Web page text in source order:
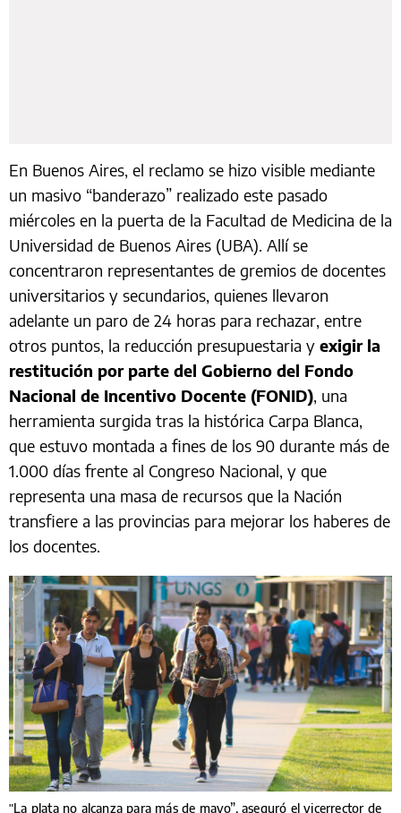
En Buenos Aires, el reclamo se hizo visible mediante
un masivo “banderazo” realizado este pasado
miércoles en la puerta de la Facultad de Medicina de la
Universidad de Buenos Aires (UBA). Allí se
concentraron representantes de gremios de docentes
universitarios y secundarios, quienes llevaron
adelante un paro de 24 horas para rechazar, entre
otros puntos, la reducción presupuestaria y exigir la
restitución por parte del Gobierno del Fondo
Nacional de Incentivo Docente (FONID), una
herramienta surgida tras la histórica Carpa Blanca,
que estuvo montada a fines de los 90 durante más de
1.000 días frente al Congreso Nacional, y que
representa una masa de recursos que la Nación
transfiere a las provincias para mejorar los haberes de
los docentes.
"La plata no alcanza para más de mayo”, aseguró el vicerrector de